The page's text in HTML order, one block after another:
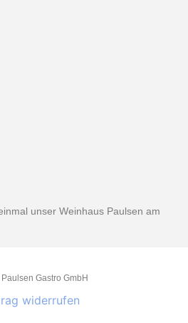
unser Weinhaus Paulsen am
Gastro GmbH
widerrufen